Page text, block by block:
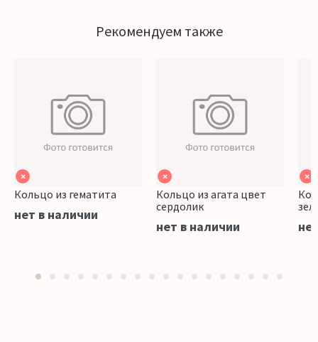
Рекомендуем также
×
Кольцо из гематита
нет в наличии
×
Кольцо из агата цвет
сердолик
нет в наличии
×